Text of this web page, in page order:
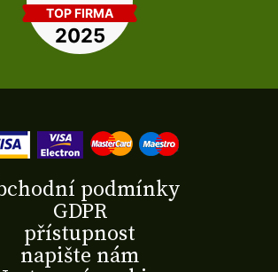
podmínky
GDPR
přístupnost
napište nám